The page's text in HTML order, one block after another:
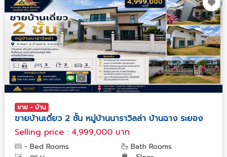
ขาย - บ้าน
ขายบ้านเดี่ยว 2 ชั้น หมู่บ้านนาราวิลล่า บ้านฉาง ระยอง
Selling price : 4,999,000 บาท
- Bed Rooms
Bath Rooms